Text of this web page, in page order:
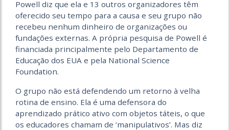
Powell diz que ela e 13 outros organizadores têm
oferecido seu tempo para a causa e seu grupo não
recebeu nenhum dinheiro de organizações ou
fundações externas. A própria pesquisa de Powell é
financiada principalmente pelo Departamento de
Educação dos EUA e pela National Science
Foundation.
O grupo não está defendendo um retorno à velha
rotina de ensino. Ela é uma defensora do
aprendizado prático ativo com obje­tos táteis, o que
os educadores chamam de ‘manipulativos’. Mas diz